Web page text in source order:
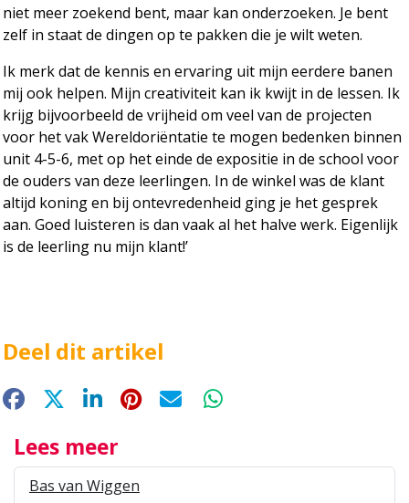
niet meer zoekend bent, maar kan onderzoeken. Je bent
zelf in staat de dingen op te pakken die je wilt weten.
Ik merk dat de kennis en ervaring uit mijn eerdere banen
mij ook helpen. Mijn creativiteit kan ik kwijt in de lessen. Ik
krijg bijvoorbeeld de vrijheid om veel van de projecten
voor het vak Wereldoriëntatie te mogen bedenken binnen
unit 4-5-6, met op het einde de expositie in de school voor
de ouders van deze leerlingen. In de winkel was de klant
altijd koning en bij ontevredenheid ging je het gesprek
aan. Goed luisteren is dan vaak al het halve werk. Eigenlijk
is de leerling nu mijn klant!’
Deel dit artikel
Facebook LinkedInPinterestE-mailWhatsApp
Lees meer
Bas van Wiggen